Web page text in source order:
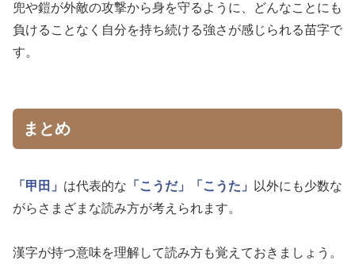
兜や鎧が外敵の攻撃から身を守るように、どんなことにも
負けることなく自分を持ち続ける強さが感じられる苗字で
す。
まとめ
「甲田」 は代表的な 「こうだ」 「こうた」
以外にも少数な
がらさまざまな読み方が考えられます。
漢字が持つ意味を理解して読み方も覚えておきましょう。